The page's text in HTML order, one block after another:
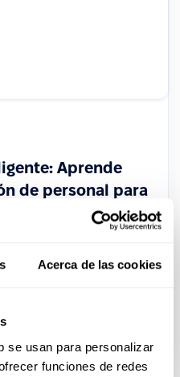
Acerca de las cookies
se usan para personalizar
funciones de redes
Aprende
de personal para
el Reclutamiento y
con Mayor Precisión.